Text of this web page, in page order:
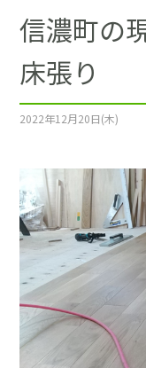
会社案内
施工事例
採用情報
イベント
ショールーム
信濃町の
床張り
2022年12月20日(木)